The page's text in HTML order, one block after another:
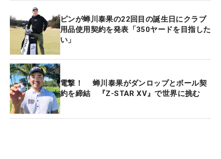
ピンが蝉川泰果の22回目の誕生日にクラブ
用品使用契約を発表「350ヤードを目指した
い」
電撃！ 蝉川泰果がダンロップとボール契
約を締結 『Z-STAR XV』で世界に挑む